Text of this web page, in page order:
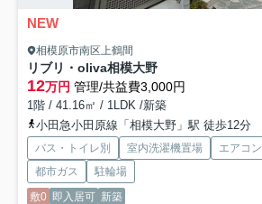
NEW
相模原市南区上鶴間
リブリ・oliva相模大野
12万円 管理/共益費3,000円
1階 / 41.16㎡ / 1LDK /新築
小田急小田原線「相模大野」駅 徒歩12分
バス・トイレ別 室内洗濯機置場 エアコン
都市ガス
駐輪場
敷0 即入居可 新築